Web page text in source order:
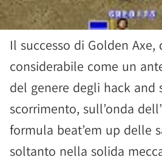
Il successo di Golden Axe,
considerabile come un
del genere degli hack and
scorrimento, sull’onda
formula beat’em up delle
soltanto nella solida